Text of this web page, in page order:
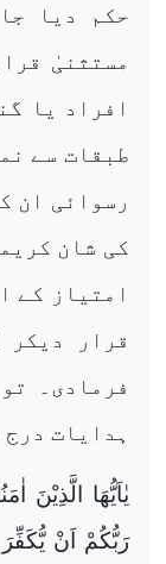
حکم دیا
مستثنیٰ
افراد یا
طبقات سے
رسوائی ان
کی شان
امتیاز کے
قرار
فرمادی۔
ہدایات
یٰاَیُّھَا الَّذِیْنَ
رَبُّکُمْ اَنْ